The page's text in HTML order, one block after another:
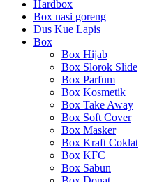
Hardbox
Box nasi goreng
Dus Kue Lapis
Box
Box Hijab
Box Slorok Slide
Box Parfum
Box Kosmetik
Box Take Away
Box Soft Cover
Box Masker
Box Kraft Coklat
Box KFC
Box Sabun